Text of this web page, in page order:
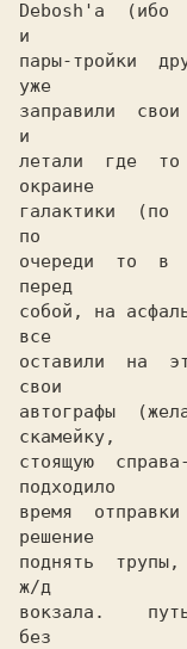
Debosh'а  (ибо
и
пары-тройки
уже
заправили
и
летали  где
окраине
галактики  (по
по
очереди  то  в
перед
собой, на
все
оставили  на
свои
автографы
скамейку,
стоящую
подходило
время
решение
поднять
ж/д
вокзала.
без